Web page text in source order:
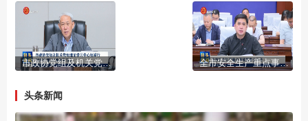
市政协党组及机关党组理论学习中心组举行2026年第3次集体学习会 全市安全生产重点事项部署会召开
头条新闻